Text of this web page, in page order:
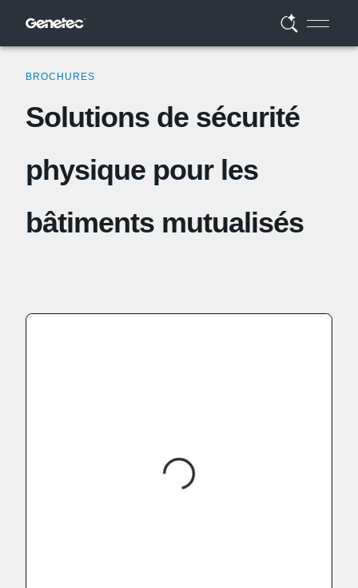
BROCHURES
Solutions de sécurité
physique pour les
bâtiments mutualisés